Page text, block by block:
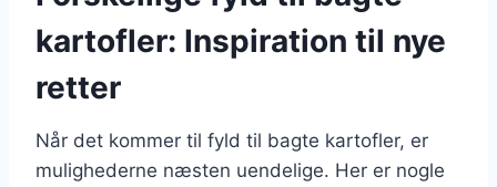
kartofler: Inspiration til nye
retter
Når det kommer til fyld til bagte kartofler, er
mulighederne næsten uendelige. Her er nogle